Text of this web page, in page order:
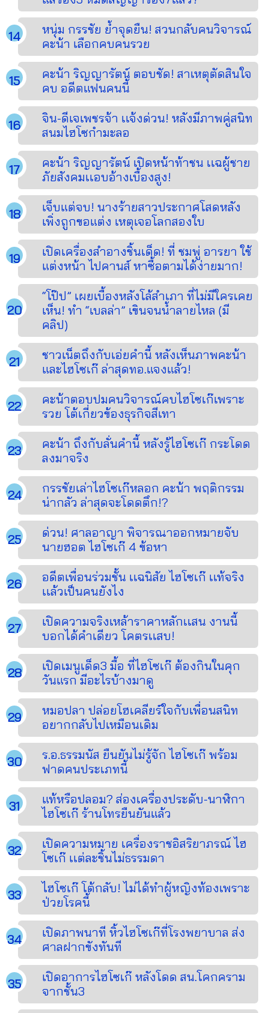
หนุ่ม กรรชัย ย้ำจุดยืน! สวนกลับคนวิจารณ์
คะน้า เลือกคบคนรวย
คะน้า ริญญารัตน์ ตอบชัด! สาเหตุตัดสินใจ
คบ อดีตแฟนคนนี้
จิน-ดีเจเพชรจ้า เเจ้งด่วน! หลังมีภาพคู่สนิท
สนมไฮโซกำมะลอ
คะน้า ริญญารัตน์ เปิดหน้าท้าชน เเฉผู้ชาย
ภัยสังคมเเอบอ้างเบื้องสูง!
เจ็บแต่จบ! นางร้ายสาวประกาศโสดหลัง
เพิ่งถูกขอแต่ง เหตุเจอโลกสองใบ
เปิดเครื่องสำอางชิ้นเด็ด! ที่ ชมพู่ อารยา ใช้
แต่งหน้า ไปคานส์ หาซื้อตามได้ง่ายมาก!
“โป๊ป” เผยเบื้องหลังโล้สำเภา ที่ไม่มีใครเคย
เห็น! ทำ “เบลล่า” เขินจนน้ำลายไหล (มี
คลิป)
ชาวเน็ตถึงกับเอ่ยคำนี้ หลังเห็นภาพคะน้า
และไฮโซเก๊ ล่าสุดทอ.แจงแล้ว!
คะน้าตอบปมคนวิจารณ์คบไฮโซเก๊เพราะ
รวย โต้เกี่ยวข้องธุรกิจสีเทา
คะน้า ถึงกับลั่นคำนี้ หลังรู้ไฮโซเก๊ กระโดด
ลงมาจริง
กรรชัยเล่าไฮโซเก๊หลอก คะน้า พฤติกรรม
น่ากลัว ล่าสุดจะโดดตึก!?
ด่วน! ศาลอาญา พิจารณาออกหมายจับ
นายฮอต ไฮโซเก๊ 4 ข้อหา
อดีตเพื่อนร่วมชั้น เเฉนิสัย ไฮโซเก๊ เเท้จริง
เเล้วเป็นคนยังไง
เปิดความจริงเหล้าราคาหลักเเสน งานนี้
บอกได้คำเดียว โคตรเเสบ!
เปิดเมนูเด็ด3 มื้อ ที่ไฮโซเก๊ ต้องกินในคุก
วันแรก มีอะไรบ้างมาดู
หมอปลา ปล่อยโฮเคลียร์ใจกับเพื่อนสนิท
อยากกลับไปเหมือนเดิม
ร.อ.ธรรมนัส ยืนยันไม่รู้จัก ไฮโซเก๊ พร้อม
ฟาดคนประเภทนี้
แท้หรือปลอม? ส่องเครื่องประดับ-นาฬิกา
ไฮโซเก๊ ร้านโทรยืนยันแล้ว
เปิดความหมาย เครื่องราชอิสริยาภรณ์ ไฮ
โซเก๊ เเต่ละชิ้นไม่ธรรมดา
ไฮโซเก๊ โต้กลับ! ไม่ได้ทำผู้หญิงท้องเพราะ
ป่วยโรคนี้
เปิดภาพนาที หิ้วไฮโซเก๊ที่โรงพยาบาล ส่ง
ศาลฝากขังทันที
เปิดอาการไฮโซเก๊ หลังโดด สน.โคกคราม
จากชั้น3